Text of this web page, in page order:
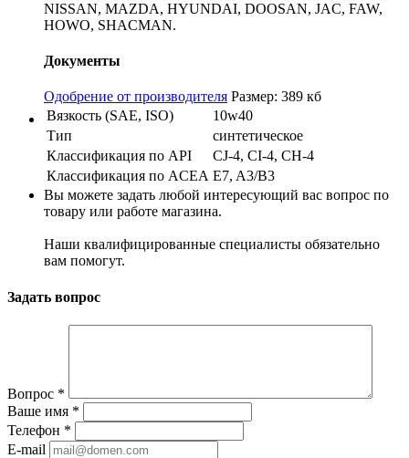
NISSAN, MAZDA, HYUNDAI, DOOSAN, JAC, FAW,
HOWO, SHACMAN.
Документы
Одобрение от производителя Размер: 389 кб
Вязкость (SAE, ISO)
10w40
Тип
синтетическое
Классификация по API
CJ-4, CI-4, CH-4
Классификация по ACEA E7, A3/B3
Вы можете задать любой интересующий вас вопрос по
товару или работе магазина.
Наши квалифицированные специалисты обязательно
вам помогут.
Задать вопрос
Вопрос *
Ваше имя *
Телефон *
E-mail